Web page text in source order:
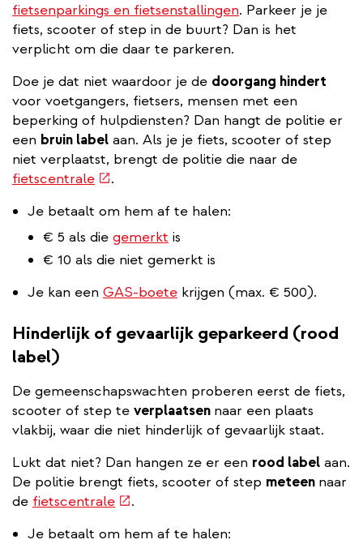
fietsenparkings en fietsenstallingen. Parkeer je je
fiets, scooter of step in de buurt? Dan is het
verplicht om die daar te parkeren.
Doe je dat niet waardoor je de doorgang hindert
voor voetgangers, fietsers, mensen met een
beperking of hulpdiensten? Dan hangt de politie er
een bruin label aan. Als je je fiets, scooter of step
niet verplaatst, brengt de politie die naar de
fietscentrale(externe
.
Je betaalt om hem af te halen:
€ 5 als die gemerkt is
€ 10 als die niet gemerkt is
Je kan een GAS-boete krijgen (max. € 500).
Hinderlijk of gevaarlijk geparkeerd (rood
label)
De gemeenschapswachten proberen eerst de fiets,
scooter of step te verplaatsen naar een plaats
vlakbij, waar die niet hinderlijk of gevaarlijk staat.
Lukt dat niet? Dan hangen ze er een rood label aan.
De politie brengt fiets, scooter of step meteen naar
de fietscentrale(externe
.
Je betaalt om hem af te halen: